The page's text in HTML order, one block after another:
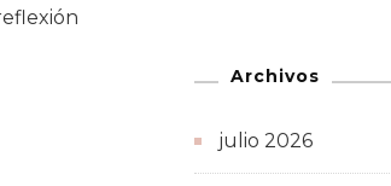
Archivos
julio 2026